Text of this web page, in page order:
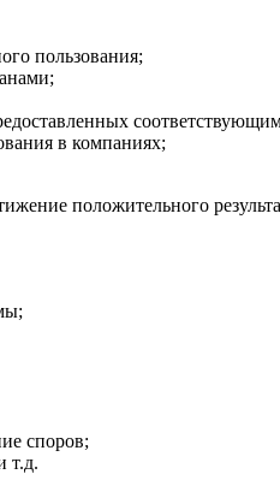
пользования;
в компаниях;
положительного
споров;
т.д.